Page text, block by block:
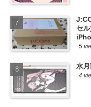
セ
5
水月
4